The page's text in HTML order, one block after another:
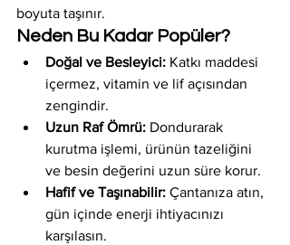
boyuta taşınır.
Neden Bu Kadar Popüler?
Doğal ve Besleyici: Katkı maddesi
içermez, vitamin ve lif açısından
zengindir.
Uzun Raf Ömrü: Dondurarak
kurutma işlemi, ürünün tazeliğini
ve besin değerini uzun süre korur.
Hafif ve Taşınabilir: Çantanıza atın,
gün içinde enerji ihtiyacınızı
karşılasın.